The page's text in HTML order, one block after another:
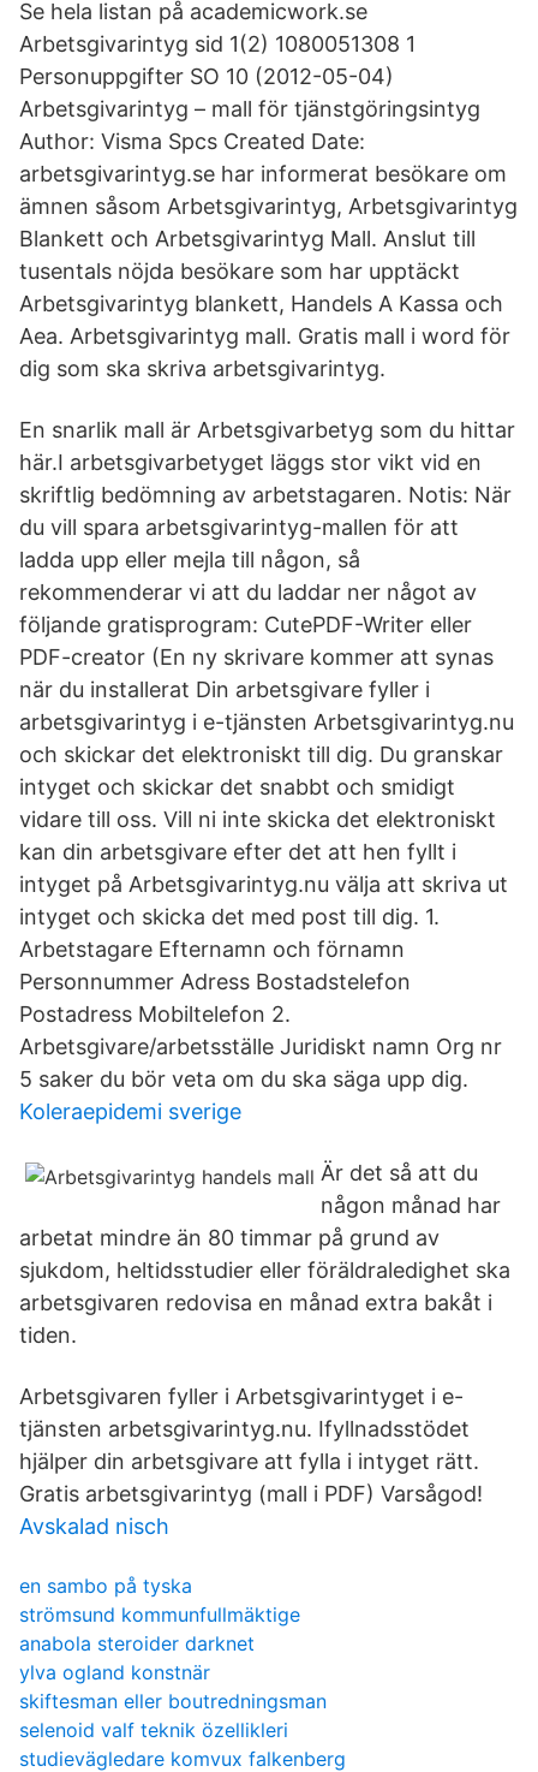
Se hela listan på academicwork.se
Arbetsgivarintyg sid 1(2) 1080051308 1
Personuppgifter SO 10 (2012-05-04)
Arbetsgivarintyg – mall för tjänstgöringsintyg
Author: Visma Spcs Created Date:
arbetsgivarintyg.se har informerat besökare om
ämnen såsom Arbetsgivarintyg, Arbetsgivarintyg
Blankett och Arbetsgivarintyg Mall. Anslut till
tusentals nöjda besökare som har upptäckt
Arbetsgivarintyg blankett, Handels A Kassa och
Aea. Arbetsgivarintyg mall. Gratis mall i word för
dig som ska skriva arbetsgivarintyg.
En snarlik mall är Arbetsgivarbetyg som du hittar
här.I arbetsgivarbetyget läggs stor vikt vid en
skriftlig bedömning av arbetstagaren. Notis: När
du vill spara arbetsgivarintyg-mallen för att
ladda upp eller mejla till någon, så
rekommenderar vi att du laddar ner något av
följande gratisprogram: CutePDF-Writer eller
PDF-creator (En ny skrivare kommer att synas
när du installerat Din arbetsgivare fyller i
arbetsgivarintyg i e-tjänsten Arbetsgivarintyg.nu
och skickar det elektroniskt till dig. Du granskar
intyget och skickar det snabbt och smidigt
vidare till oss. Vill ni inte skicka det elektroniskt
kan din arbetsgivare efter det att hen fyllt i
intyget på Arbetsgivarintyg.nu välja att skriva ut
intyget och skicka det med post till dig. 1.
Arbetstagare Efternamn och förnamn
Personnummer Adress Bostadstelefon
Postadress Mobiltelefon 2.
Arbetsgivare/arbetsställe Juridiskt namn Org nr
5 saker du bör veta om du ska säga upp dig.
Koleraepidemi sverige
Är det så att du
någon månad har
arbetat mindre än 80 timmar på grund av
sjukdom, heltidsstudier eller föräldraledighet ska
arbetsgivaren redovisa en månad extra bakåt i
tiden.
Arbetsgivaren fyller i Arbetsgivarintyget i e-
tjänsten arbetsgivarintyg.nu. Ifyllnadsstödet
hjälper din arbetsgivare att fylla i intyget rätt.
Gratis arbetsgivarintyg (mall i PDF) Varsågod!
Avskalad nisch
en sambo på tyska
strömsund kommunfullmäktige
anabola steroider darknet
ylva ogland konstnär
skiftesman eller boutredningsman
selenoid valf teknik özellikleri
studievägledare komvux falkenberg